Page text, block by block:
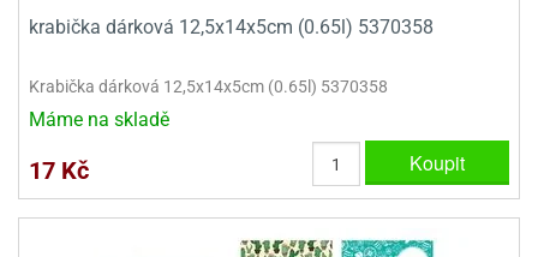
krabička dárková 12,5x14x5cm (0.65l) 5370358
Krabička dárková 12,5x14x5cm (0.65l) 5370358
Máme na skladě
17 Kč Koupit